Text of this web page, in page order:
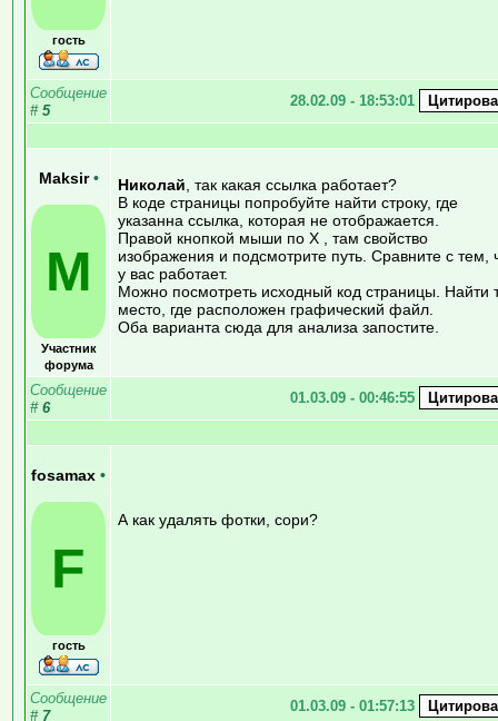
гость
Сообщение
# 5
28.02.09 - 18:53:01
Maksir •
M
Участник
форума
Николай , так какая ссылка работает?
В коде страницы попробуйте найти строку, где
указанна ссылка, которая не отображается.
Правой кнопкой мыши по X , там свойство
изображения и подсмотрите путь. Сравните с тем,
у вас работает.
Можно посмотреть исходный код страницы. Найти
место, где расположен графический файл.
Оба варианта сюда для анализа запостите.
Сообщение
# 6
01.03.09 - 00:46:55
fosamax •
F
гость
А как удалять фотки, сори?
Сообщение
# 7
01.03.09 - 01:57:13